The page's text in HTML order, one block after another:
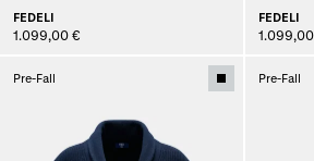
FEDELI
1.099,00 €
FEDELI
Pre-Fall Pre-Fall